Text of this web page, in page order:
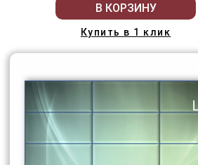
В КОРЗИНУ
Купить в 1 клик